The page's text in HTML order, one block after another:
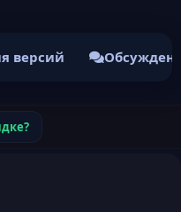
версий